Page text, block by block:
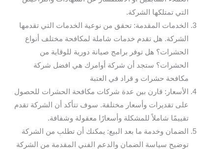
التي تمتلكها الشركة.
الخدمات المقدمة: تحقق من نوعية الخدمات التي تقدمها
الشركة. هل تقدم خدمات شاملة لمكافحة مختلف أنواع
الحشرات؟ هل توفر برامج صيانة دورية للوقاية من
الحشرات؟ ستجد أن شركة أوامرك هي افضل شركة
مكافحة حشرات و قراد في العتبة
الأسعار: قارن بين عدة شركات مكافحة الحشرات للحصول
على تقديرات وأسعار مختلفة. سوف تتأكد أن الشركة تقدم
تقييمًا شاملاً للمشكلة وأسعارًا معقولة وشفافة.
الضمان وخدمة ما بعد البيع: يمكنك أن تطلب من الشركة
توضيح سياسة الضمان والدعم الفني المقدمة من الشركة